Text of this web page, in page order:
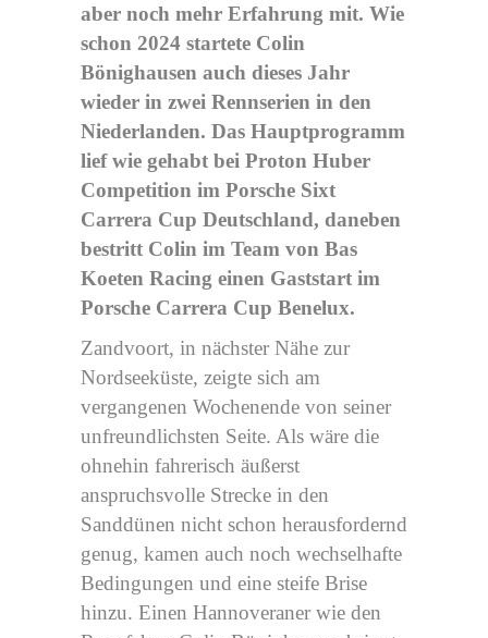
aber noch mehr Erfahrung mit. Wie
schon 2024 startete Colin
Bönighausen auch dieses Jahr
wieder in zwei Rennserien in den
Niederlanden. Das Hauptprogramm
lief wie gehabt bei Proton Huber
Competition im Porsche Sixt
Carrera Cup Deutschland, daneben
bestritt Colin im Team von Bas
Koeten Racing einen Gaststart im
Porsche Carrera Cup Benelux.
Zandvoort, in nächster Nähe zur
Nordseeküste, zeigte sich am
vergangenen Wochenende von seiner
unfreundlichsten Seite. Als wäre die
ohnehin fahrerisch äußerst
anspruchsvolle Strecke in den
Sanddünen nicht schon herausfordernd
genug, kamen auch noch wechselhafte
Bedingungen und eine steife Brise
hinzu. Einen Hannoveraner wie den